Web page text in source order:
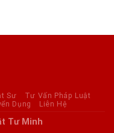
Sư
Tư Vấn Pháp Luật
Dụng Liên Hệ
Tư Minh